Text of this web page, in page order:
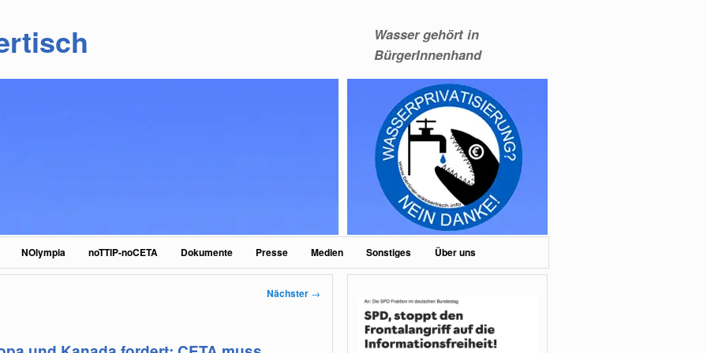
Wasser gehört in
BürgerInnenhand
NOlympia noTTIP-noCETA Dokumente Presse Medien Sonstiges Über uns
Nächster →